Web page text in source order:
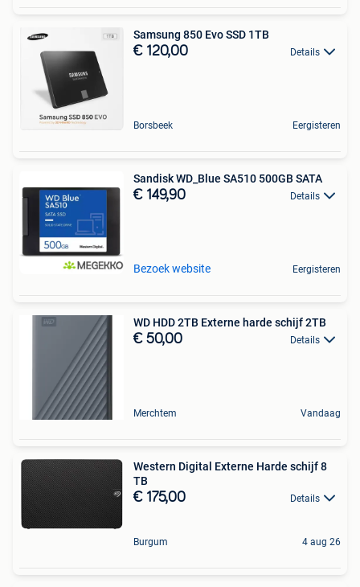
Samsung 850 Evo SSD 1TB
€ 120,00 Details
Borsbeek Eergisteren
Sandisk WD_Blue SA510 500GB SATA
€ 149,90 Details
Bezoek website Eergisteren
WD HDD 2TB Externe harde schijf 2TB
€ 50,00 Details
Merchtem Vandaag
Western Digital Externe Harde schijf 8
TB
€ 175,00 Details
Burgum 4 aug 26